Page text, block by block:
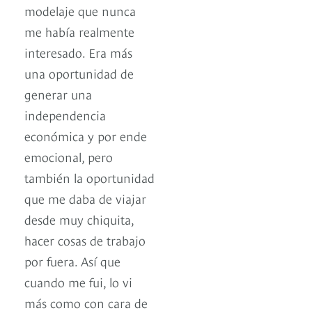
modelaje que nunca
me había realmente
interesado. Era más
una oportunidad de
generar una
independencia
económica y por ende
emocional, pero
también la oportunidad
que me daba de viajar
desde muy chiquita,
hacer cosas de trabajo
por fuera. Así que
cuando me fui, lo vi
más como con cara de